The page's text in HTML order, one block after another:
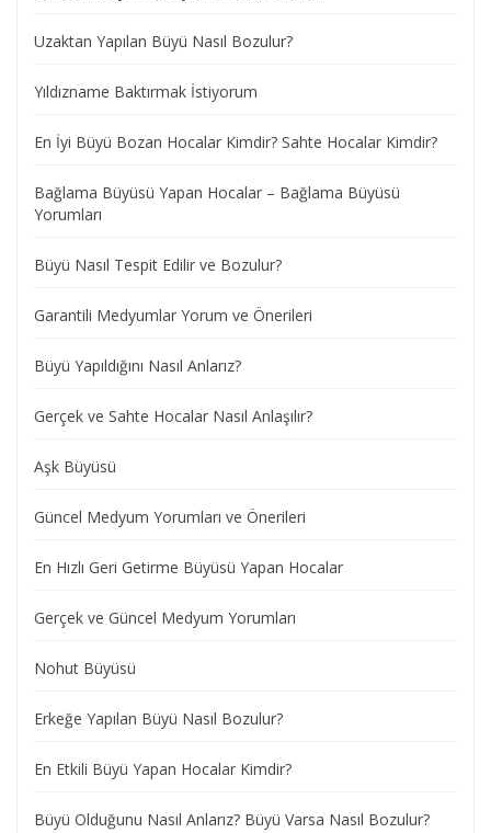
Uzaktan Yapılan Büyü Nasıl Bozulur?
Yıldızname Baktırmak İstiyorum
En İyi Büyü Bozan Hocalar Kimdir? Sahte Hocalar Kimdir?
Bağlama Büyüsü Yapan Hocalar – Bağlama Büyüsü
Yorumları
Büyü Nasıl Tespit Edilir ve Bozulur?
Garantili Medyumlar Yorum ve Önerileri
Büyü Yapıldığını Nasıl Anlarız?
Gerçek ve Sahte Hocalar Nasıl Anlaşılır?
Aşk Büyüsü
Güncel Medyum Yorumları ve Önerileri
En Hızlı Geri Getirme Büyüsü Yapan Hocalar
Gerçek ve Güncel Medyum Yorumları
Nohut Büyüsü
Erkeğe Yapılan Büyü Nasıl Bozulur?
En Etkili Büyü Yapan Hocalar Kimdir?
Büyü Olduğunu Nasıl Anlarız? Büyü Varsa Nasıl Bozulur?